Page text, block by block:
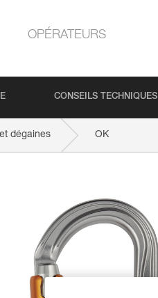
OPÉRATEURS
CONSEILS TECHNIQUES
dégaines OK